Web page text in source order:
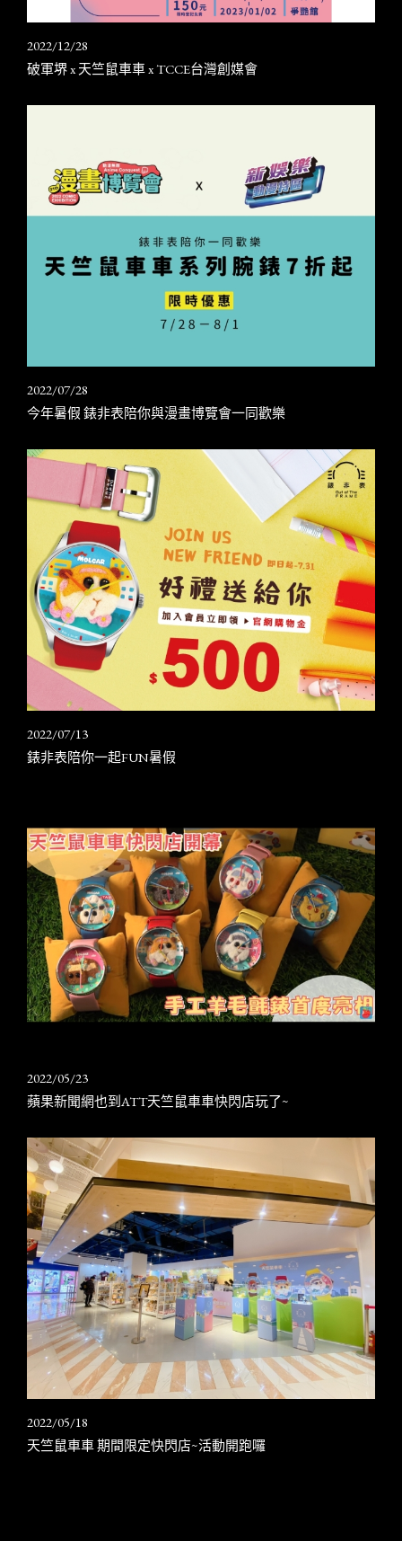
2022/12/28
破軍堺 x 天竺鼠車車 x TCCE台灣創媒會
2022/07/28
今年暑假 錶非表陪你與漫畫博覽會一同歡樂
2022/07/13
錶非表陪你一起FUN暑假
2022/05/23
蘋果新聞網也到ATT天竺鼠車車快閃店玩了~
2022/05/18
天竺鼠車車 期間限定快閃店~活動開跑囉